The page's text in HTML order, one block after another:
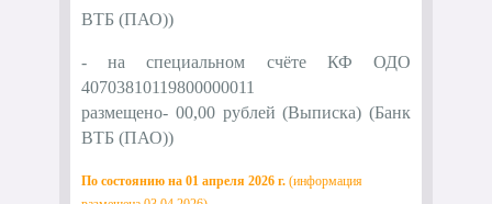
ВТБ (ПАО))
- на специальном счёте КФ ОДО
40703810119800000011
размещено- 00,00рублей (Выписка) (Банк
ВТБ (ПАО))
По состоянию на 01 апреля 2026 г. (информация